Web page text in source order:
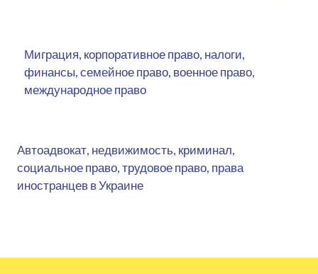
Миграция, корпоративное право, налоги,
финансы, семейное право, военное право,
международное право
Автоадвокат, недвижимость, криминал,
социальное право, трудовое право, права
иностранцев в Украине